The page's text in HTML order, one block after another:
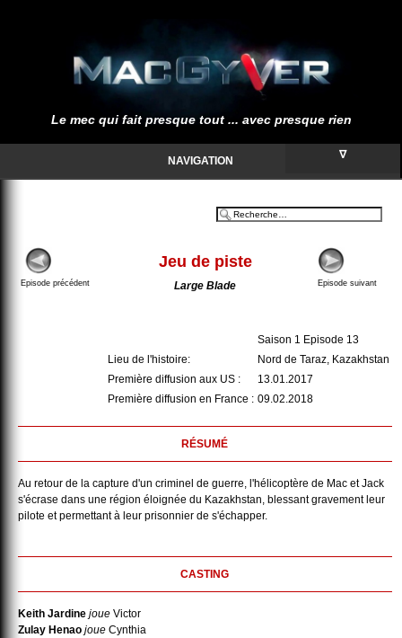
Le mec qui fait presque tout ... avec presque rien
NAVIGATION ∇
Jeu de piste
Episode précédent Large Blade Episode suivant
Saison 1 Episode 13
Lieu de l'histoire:
Nord de Taraz, Kazakhstan
Première diffusion aux US :
13.01.2017
Première diffusion en France : 09.02.2018
RÉSUMÉ
Au retour de la capture d'un criminel de guerre, l'hélicoptère de Mac et Jack
s'écrase dans une région éloignée du Kazakhstan, blessant gravement leur
pilote et permettant à leur prisonnier de s'échapper.
CASTING
Keith Jardine joue Victor
Zulay Henao joue Cynthia